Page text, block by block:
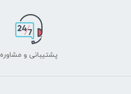
پشتیبانی و مشاوره